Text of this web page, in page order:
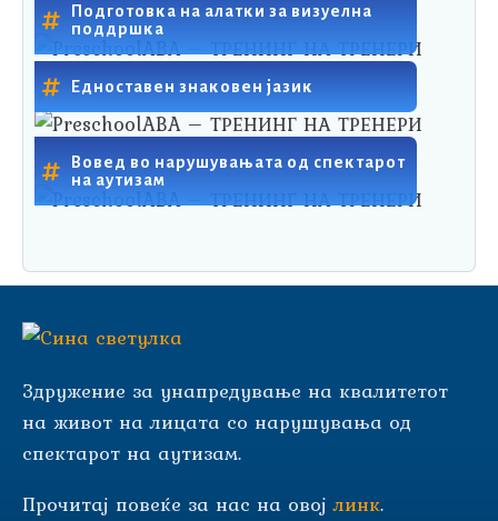
Подготовка на алатки за визуелна
поддршка
Едноставен знаковен јазик
Вовед во нарушувањата од спектарот
на аутизам
Здружение за унапредување на квалитетот
на живот на лицата со нарушувања од
спектарот на аутизам.
Прочитај повеќе за нас на овојлинк.